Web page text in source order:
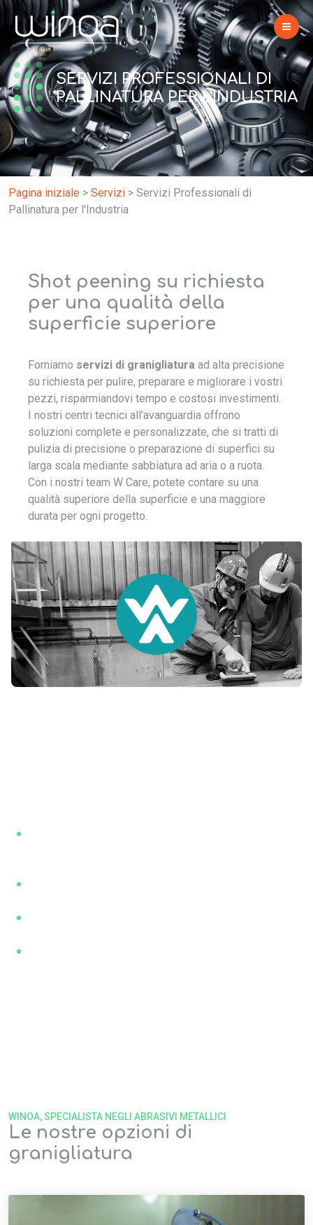
SERVIZI PROFESSIONALI DI
PALLINATURA PER L'INDUSTRIA
Pagina iniziale > Servizi > Servizi Professionali di
Pallinatura per l'Industria
Shot peening su richiesta
per una qualità della
superficie superiore
Forniamo servizi di granigliatura ad alta precisione
su richiesta per pulire, preparare e migliorare i vostri
pezzi, risparmiandovi tempo e costosi investimenti.
I nostri centri tecnici all’avanguardia offrono
soluzioni complete e personalizzate, che si tratti di
pulizia di precisione o preparazione di superfici su
larga scala mediante sabbiatura ad aria o a ruota.
Con i nostri team W Care, potete contare su una
qualità superiore della superficie e una maggiore
durata per ogni progetto.
Le nostre opzioni di
granigliatura
WINOA, SPECIALISTA NEGLI ABRASIVI METALLICI